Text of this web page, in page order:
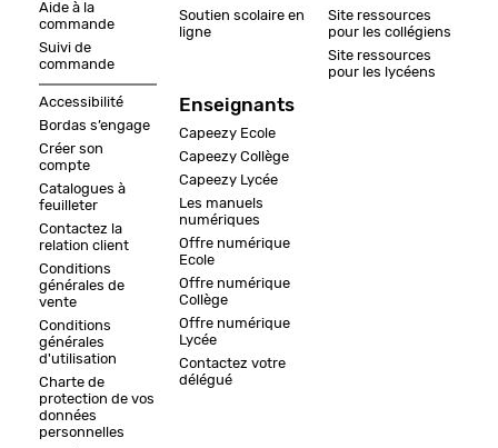
Aide à la
commande
Suivi de
commande
Accessibilité
Bordas s’engage
Créer son
compte
Catalogues à
feuilleter
Contactez la
relation client
Conditions
générales de
vente
Conditions
générales
d'utilisation
Charte de
protection de vos
données
personnelles
Soutien scolaire en
ligne
Enseignants
Capeezy Ecole
Capeezy Collège
Capeezy Lycée
Les manuels
numériques
Offre numérique
Ecole
Offre numérique
Collège
Offre numérique
Lycée
Contactez votre
délégué
Site ressources
pour les collégiens
Site ressources
pour les lycéens